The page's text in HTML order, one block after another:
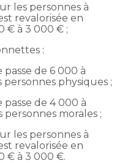
les personnes à
revalorisée en
€ à 3 000 € ;
:
passe de 6 000 à
physiques ;
passe de 4 000 à
morales ;
les personnes à
revalorisée en
€ à 3 000 €.